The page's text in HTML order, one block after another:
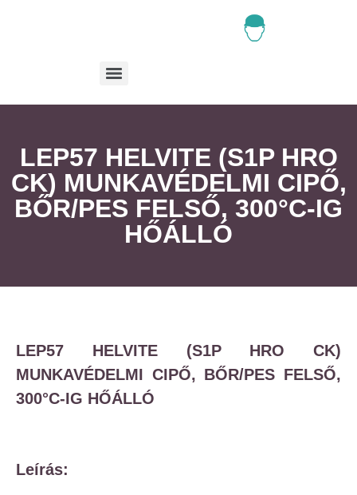
LEP57 HELVITE (S1P HRO
CK) MUNKAVÉDELMI CIPŐ,
BŐR/PES FELSŐ, 300°C-IG
HŐÁLLÓ
LEP57 HELVITE (S1P HRO CK)
MUNKAVÉDELMI CIPŐ, BŐR/PES FELSŐ,
300°C-IG HŐÁLLÓ
Leírás: